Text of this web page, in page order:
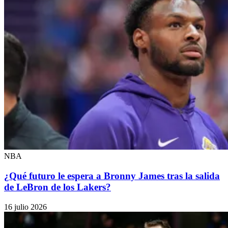
NBA
¿Qué futuro le espera a Bronny James tras la salida
de LeBron de los Lakers?
16 julio 2026